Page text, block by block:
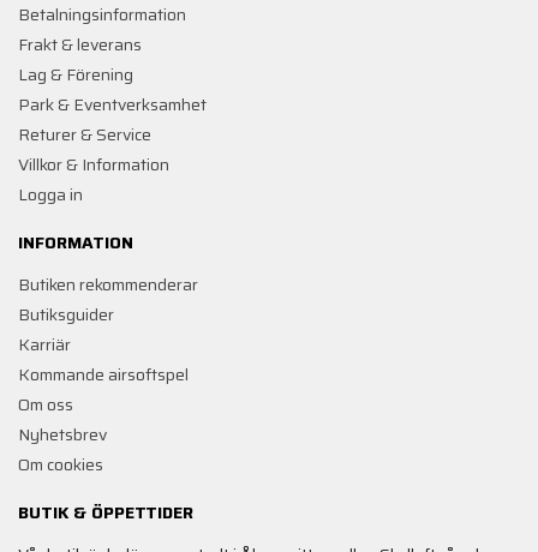
Betalningsinformation
Frakt & leverans
Lag & Förening
Park & Eventverksamhet
Returer & Service
Villkor & Information
Logga in
INFORMATION
Butiken rekommenderar
Butiksguider
Karriär
Kommande airsoftspel
Om oss
Nyhetsbrev
Om cookies
BUTIK & ÖPPETTIDER